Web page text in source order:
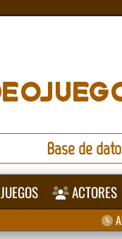
Base de
JUEGOS ACTORES